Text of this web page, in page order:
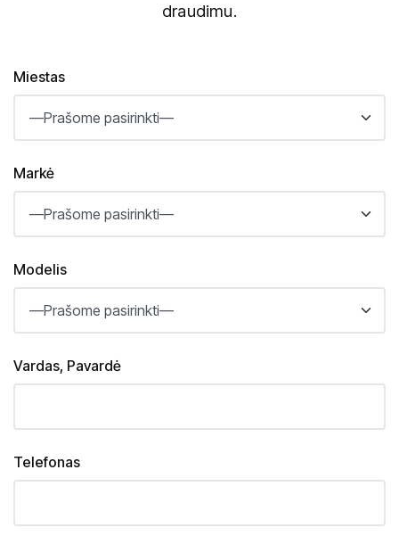
draudimu.
Miestas
Markė
Modelis
Vardas, Pavardė
Telefonas